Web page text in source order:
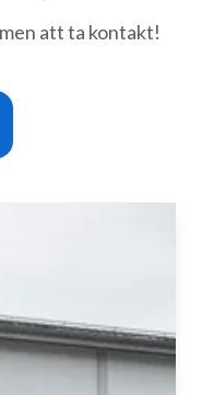
att ta kontakt!